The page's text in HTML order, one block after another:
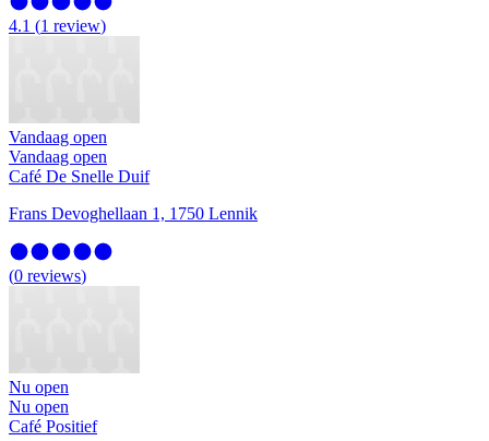
4.1 (1 review)
Vandaag open
Vandaag open
Café De Snelle Duif
Frans Devoghellaan 1, 1750 Lennik
(0 reviews)
Nu open
Nu open
Café Positief